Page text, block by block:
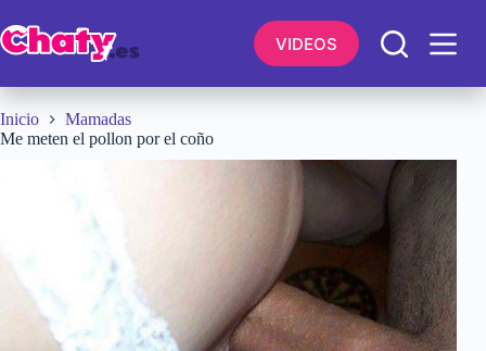
al
contenido
VIDEOS
Inicio
Mamadas
Me meten el pollon por el coño